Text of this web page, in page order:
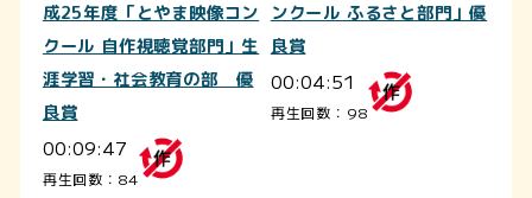
成25年度「とやま映像コン
クール 自作視聴覚部門」生
涯学習・社会教育の部 優
良賞
00:09:47
再生回数：84
ンクール ふるさと部門」優
良賞
00:04:51
再生回数：98